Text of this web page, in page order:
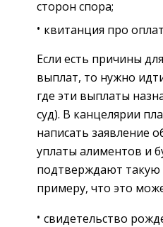
сторон спора;
квитанция про
Если есть причины
выплат, то нужно
где эти выплаты
суд). В канцелярии
написать заявление
уплаты алиментов и
подтверждают такую
примеру, что это
свидетельство